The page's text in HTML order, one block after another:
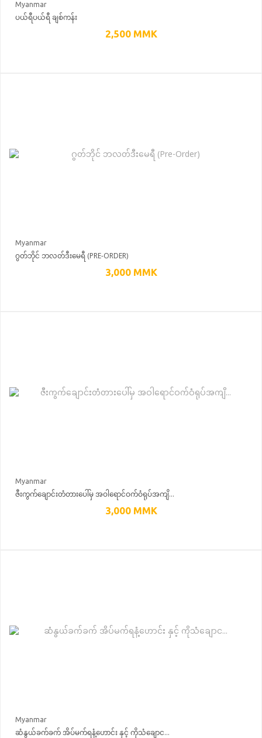
Myanmar
ပယ်ရီပယ်ရီ ချစ်ကန်း
2,500 MMK
Myanmar
ဂွတ်ဘိုင် ဘလတ်ဒီးမေရီ (PRE-ORDER)
3,000 MMK
Myanmar
ဇီးကွက်ချောင်းတံတားပေါ်မှ အဝါရောင်ဝက်ဝံရုပ်အကျိ...
3,000 MMK
Myanmar
ဆံနွယ်ခက်ခက် အိပ်မက်ရနံ့ဟောင်း နှင့် ကိုသံချောင...